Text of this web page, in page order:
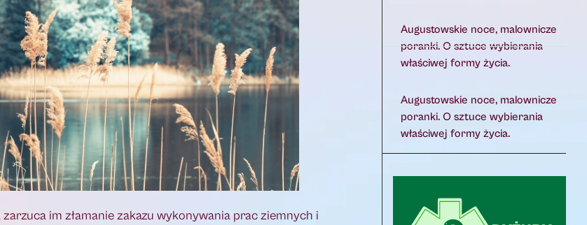
im złamanie zakazu wykonywania prac ziemnych i
Augustowskie noce, malownicze
poranki. O sztuce wybierania
właściwej formy życia.
Augustowskie noce, malownicze
poranki. O sztuce wybierania
właściwej formy życia.